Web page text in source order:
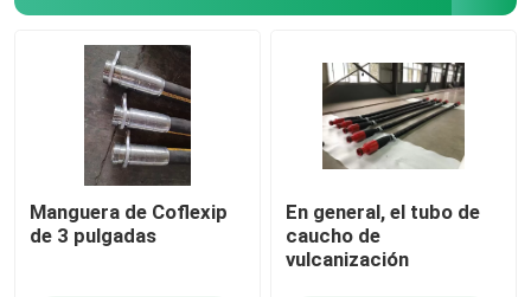
Manguera de Coflexip
de 3 pulgadas
En general, el tubo de
caucho de
vulcanización